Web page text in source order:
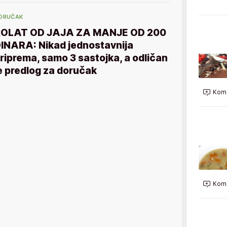
OD JAJA ZA MANJE OD 200
Nikad jednostavnija
samo 3 sastojka, a odličan
predlog za doručak